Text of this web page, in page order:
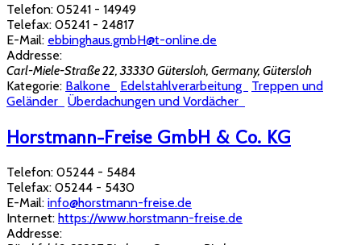
Telefon: 05241 - 14949
Telefax: 05241 - 24817
E-Mail: ebbinghaus.gmbH@t-online.de
Addresse:
Carl-Miele-Straße 22, 33330 Gütersloh, Germany, Gütersloh
Kategorie: Balkone Edelstahlverarbeitung
Treppen und
Geländer
Überdachungen und Vordächer
Horstmann-Freise GmbH & Co. KG
Telefon: 05244 - 5484
Telefax: 05244 - 5430
E-Mail: info@horstmann-freise.de
Internet: https://www.horstmann-freise.de
Addresse: